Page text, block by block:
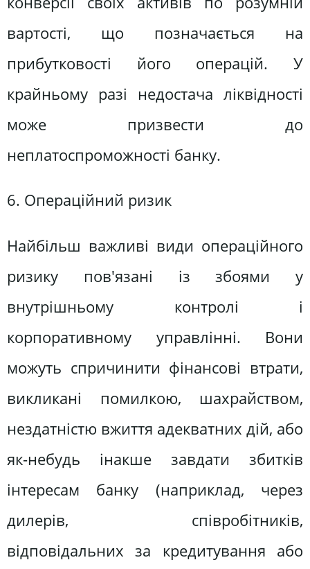
вартості, що позначається на
прибутковості його операцій. У
крайньому разі недостача ліквідності
може призвести до
неплатоспроможності банку.
6. Операційний ризик
Найбільш важливі види операційного
ризику пов'язані із збоями у
внутрішньому контролі і
корпоративному управлінні. Вони
можуть спричинити фінансові втрати,
викликані помилкою, шахрайством,
нездатністю вжиття адекватних дій, або
як-небудь інакше завдати збитків
інтересам банку (наприклад, через
дилерів, співробітників,
відповідальних за кредитування або